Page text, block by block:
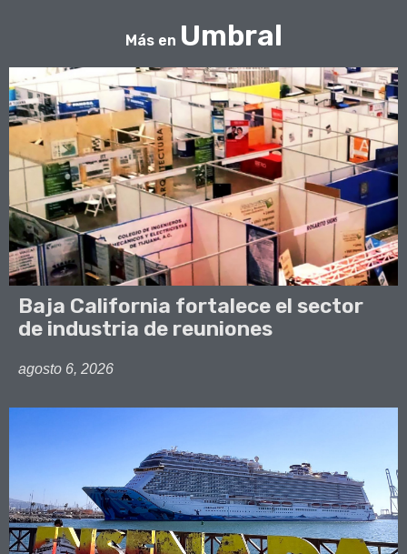
Más en Umbral
Baja California fortalece el sector
de industria de reuniones
agosto 6, 2026